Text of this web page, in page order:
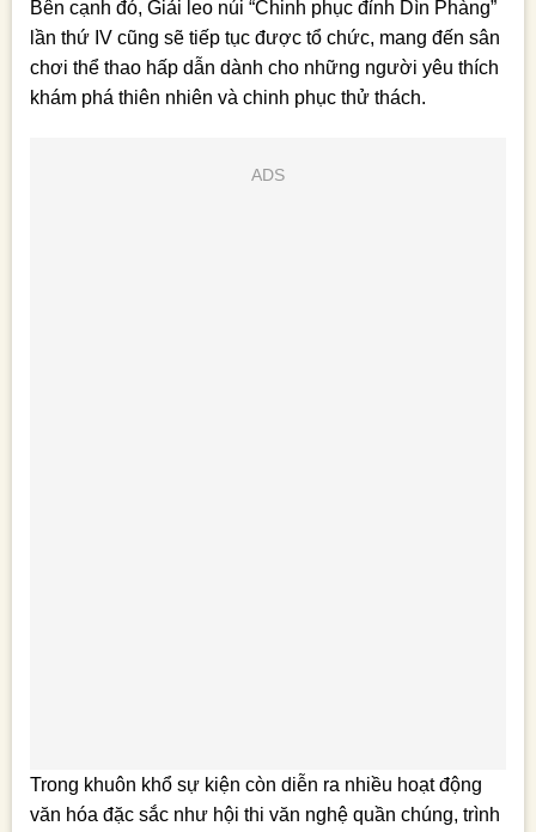
Bên cạnh đó, Giải leo núi “Chinh phục đỉnh Dìn Phàng”
lần thứ IV cũng sẽ tiếp tục được tổ chức, mang đến sân
chơi thể thao hấp dẫn dành cho những người yêu thích
khám phá thiên nhiên và chinh phục thử thách.
ADS
Trong khuôn khổ sự kiện còn diễn ra nhiều hoạt động
văn hóa đặc sắc như hội thi văn nghệ quần chúng, trình